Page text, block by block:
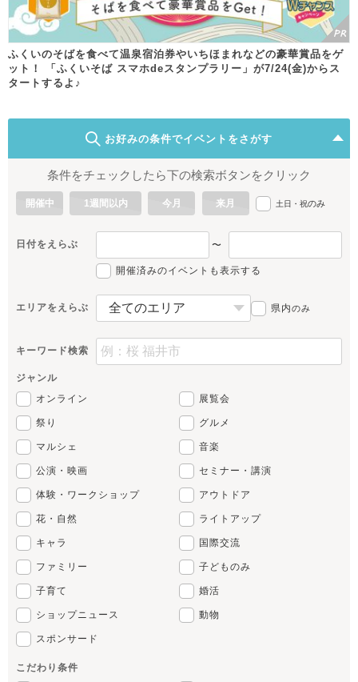
ふくいのそばを食べて温泉宿泊券やいちほまれなどの豪華賞品をゲ
ット！ 「ふくいそば スマホdeスタンプラリー」が7/24(金)からス
タートするよ♪
お好みの条件でイベントをさがす
条件をチェックしたら下の検索ボタンをクリック
開催中 1週間以内 今月 来月 土日・祝のみ
日付をえらぶ 〜
開催済みのイベントも表示する
エリアをえらぶ 県内のみ
キーワード検索
ジャンル
オンライン
展覧会
祭り グルメ
マルシェ 音楽
公演・映画 セミナー・講演
体験・ワークショップ アウトドア
花・自然 ライトアップ
キャラ 国際交流
ファミリー 子どものみ
子育て 婚活
ショップニュース 動物
スポンサード
こだわり条件